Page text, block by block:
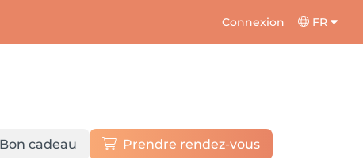
Connexion FR
Bon cadeau Prendre rendez-vous